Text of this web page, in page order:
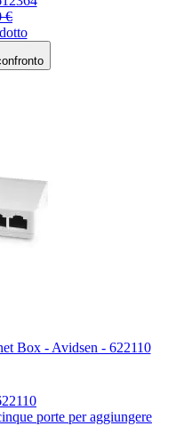
€
Box - Avidsen - 622110
porte per aggiungere